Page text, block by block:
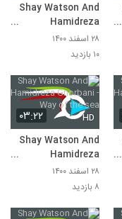
Shay Watson And
Hamidreza
Ghorbani - Love Is
Real
۲۸ اسفند ۱۴۰۰
۱۰ بازدید
۰۳:۲۲ HD
Shay Watson And
Hamidreza
Ghorbani - Way of
the sea
۲۸ اسفند ۱۴۰۰
۸ بازدید